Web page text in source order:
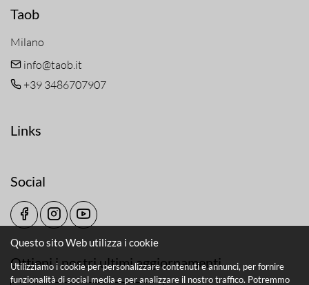
Taob
Milano
info@taob.it
+39 3486707907
Links
Social
Ottieni i nostri ultimi aggiornamenti
Questo sito Web utilizza i cookie
Utilizziamo i cookie per personalizzare contenuti e annunci, per fornire
funzionalità di social media e per analizzare il nostro traffico. Potremmo